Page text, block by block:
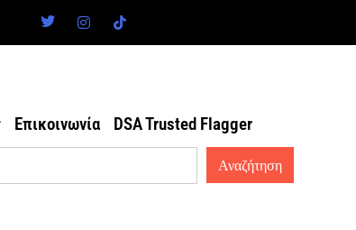
Επικοινωνία DSA Trusted Flagger